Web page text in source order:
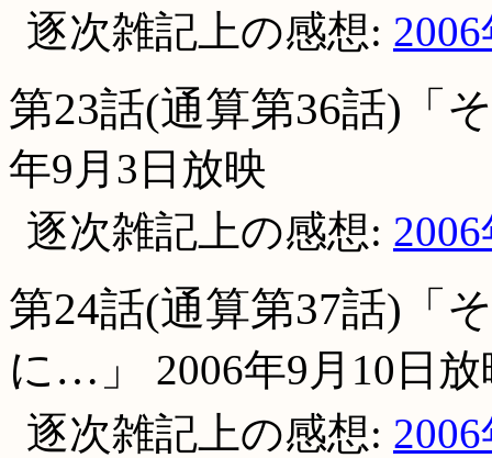
逐次雑記上の感想:
第23話(通算第36話)「
年9月3日放映
逐次雑記上の感想:
第24話(通算第37話)「
に…」
2006年9月10日放
逐次雑記上の感想: